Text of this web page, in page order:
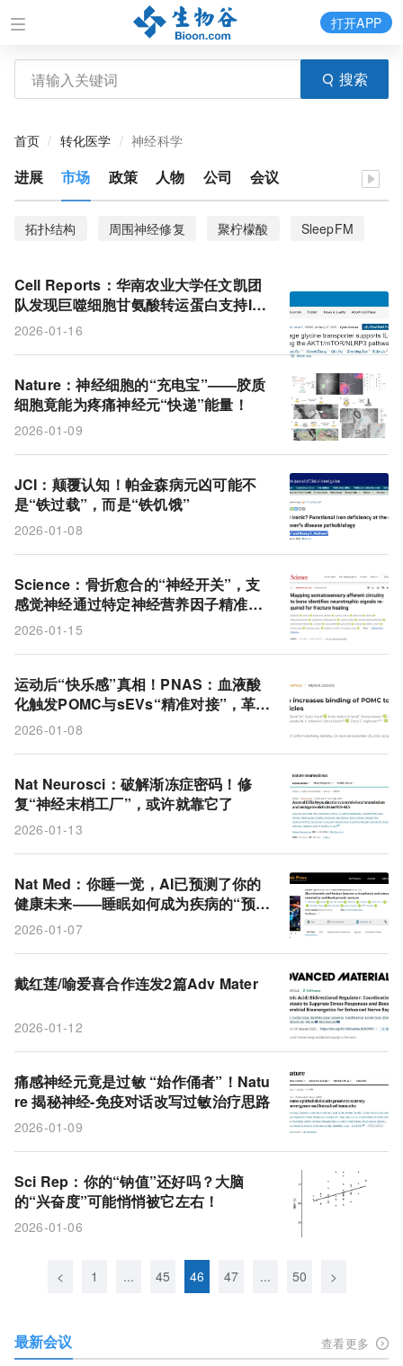
搜索
打开APP
首页 转化医学 神经科学
进展 市场 政策 人物 公司 会议
拓扑结构 周围神经修复 聚柠檬酸
SleepFM
血浆钠
兴奋开关 电流 大脑皮层
哮喘
神经元
神经递质
甘氨酸（Gly） 帕金森病
铁毒性
原肌球蛋白受体激酶A (TrkA)
骨再生
细胞死亡通路 感觉神经元 巨噬细胞
Cell Reports：华南农业大学任文凯团
队发现巨噬细胞甘氨酸转运蛋白支持IL-
1β的产生
2026-01-16
Nature：神经细胞的“充电宝”——胶质
细胞竟能为疼痛神经元“快递”能量！
2026-01-09
JCI：颠覆认知！帕金森病元凶可能不
是“铁过载”，而是“铁饥饿”
2026-01-08
Science：骨折愈合的“神经开关”，支
感觉神经通过特定神经营养因子精准调
控骨痂形成
2026-01-15
运动后“快乐感”真相！PNAS：血液酸
化触发POMC与sEVs“精准对接”，革新
激素转运与内分泌调控
2026-01-08
Nat Neurosci：破解渐冻症密码！修
复“神经末梢工厂”，或许就靠它了
2026-01-13
Nat Med：你睡一觉，AI已预测了你的
健康未来——睡眠如何成为疾病的“预告
信”？
2026-01-07
戴红莲/喻爱喜合作连发2篇Adv Mater
2026-01-12
痛感神经元竟是过敏 “始作俑者”！Natu
re 揭秘神经-免疫对话改写过敏治疗思路
2026-01-09
Sci Rep：你的“钠值”还好吗？大脑
的“兴奋度”可能悄悄被它左右！
2026-01-06
< 1 ... 45 46 47 ... 50 >
最新会议 查看更多